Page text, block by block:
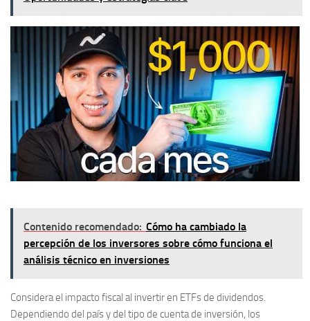
Contenido recomendado: Cómo ha cambiado la
percepción de los inversores sobre cómo funciona el
análisis técnico en inversiones
Considera el impacto fiscal al invertir en ETFs de dividendos.
Dependiendo del país y del tipo de cuenta de inversión, los